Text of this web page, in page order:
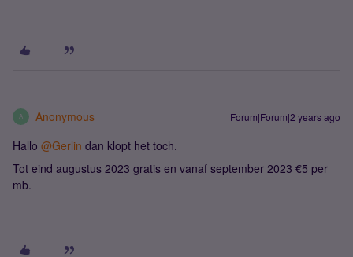
A Anonymous Forum|Forum|2 years ago
Hallo @Gerlin dan klopt het toch.
Tot eind augustus 2023 gratis en vanaf september 2023 €5 per
mb.